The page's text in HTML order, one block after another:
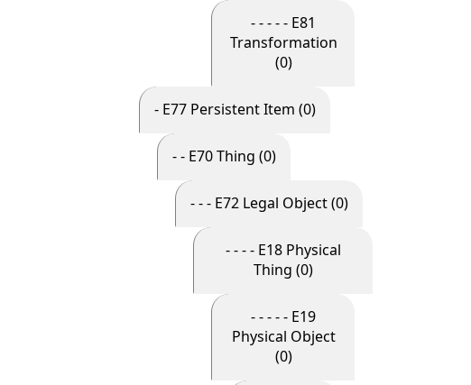
- - - - - E81
Transformation
(0)
- E77 Persistent Item (0)
- - E70 Thing (0)
- - - E72 Legal Object (0)
- - - - E18 Physical
Thing (0)
- - - - - E19
Physical Object
(0)